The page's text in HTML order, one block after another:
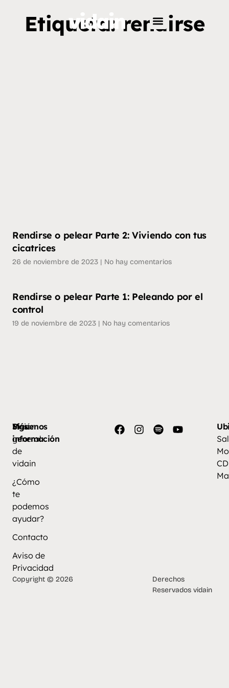
Etiqueta: rendirse
Rendirse o pelear Parte 2: Viviendo con tus
cicatrices
26 de noviembre de 2023 No hay comentarios
Rendirse o pelear Parte 1: Peleando por el
control
19 de noviembre de 2023 No hay comentarios
Más
información
Visión
general
de
vidain
¿Cómo
te
podemos
ayudar?
Contacto
Aviso de
Privacidad
Síguenos
Copyright © 2026
Derechos
Reservados vidain